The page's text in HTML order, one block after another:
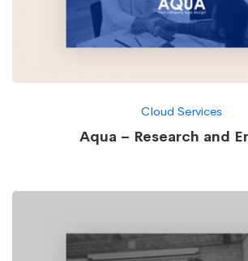
Cloud Services
Aqua – Research and